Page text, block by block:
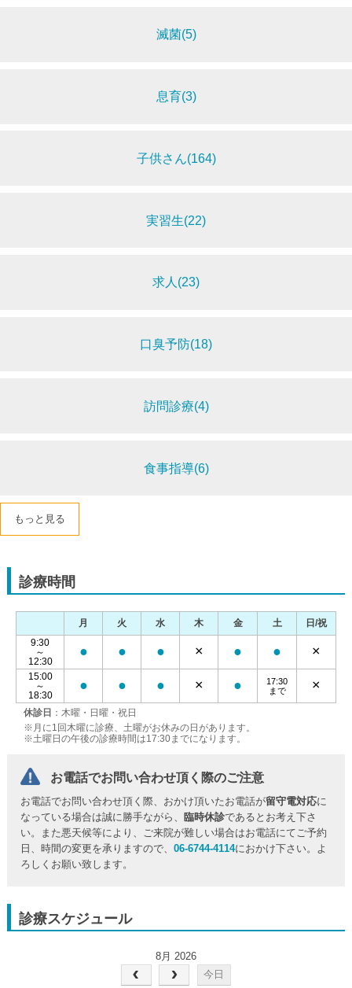
滅菌(5)
息育(3)
子供さん(164)
実習生(22)
求人(23)
口臭予防(18)
訪問診療(4)
食事指導(6)
もっと見る
診療時間
休診日 ：木曜・日曜・祝日
※月に1回木曜に診療、土曜がお休みの日があります。
※土曜日の午後の診療時間は17:30までになります。
月 火 水 木 金 土
日/祝
9:30
～
12:30
● ● ● × ● ● ×
15:00
～
18:30
● ● ● × ●
17:30
まで
×
お電話でお問い合わせ頂く際のご注意
お電話でお問い合わせ頂く際、おかけ頂いたお電話が留守電対応に
なっている場合は誠に勝手ながら、
臨時休診であるとお考え下さ
い。また悪天候等により、ご来院が難しい場合はお電話にてご予約
日、時間の変更を承りますので、06-6744-4114におかけ下さい。よ
ろしくお願い致します。
診療スケジュール
8月 2026
今日